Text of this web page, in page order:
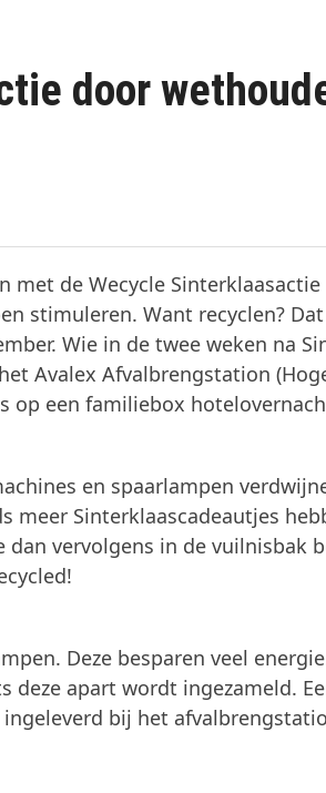
door
met de Wecycle
stimuleren. Want recyclen?
Wie in de twee weken na
Avalex Afvalbrengstation
op een familiebox
en spaarlampen
meer Sinterklaascadeautjes
vervolgens in de vuilnisbak
Deze besparen veel
deze apart wordt ingezameld.
bij het